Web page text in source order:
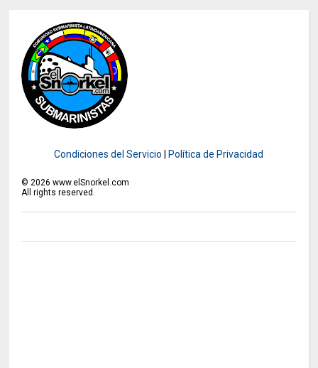
Condiciones del Servicio Política de Privacidad
© 2026 www.elSnorkel.com
All rights reserved.